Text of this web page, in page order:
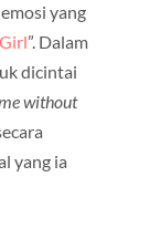
yang
”. Dalam
dicintai
without
yang ia